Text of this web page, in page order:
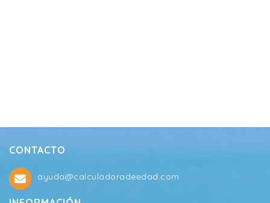
CONTACTO
ayuda@calculadoradeedad.com